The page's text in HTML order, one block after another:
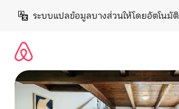
เนื้อหา
ระบบแปลข้อมูลบางส่วนให้โดยอัตโนมัติ